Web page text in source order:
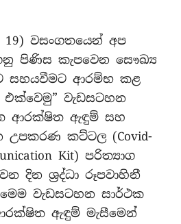
19) වසංගතයෙන් අප
පිණිස කැපවෙන සෞඛ්‍ය
සහයවීමට ආරම්භ කළ
වැඩසටහන
ආරක්ෂිත ඇඳුම් සහ
උපකරණ කට්ටල (Covid-
Kit) පරිත්‍යාග
දින ශ්‍රද්ධා රූපවාහිනී
මෙම වැඩසටහන සාර්ථක
ඇඳුම් මැසීමෙන්